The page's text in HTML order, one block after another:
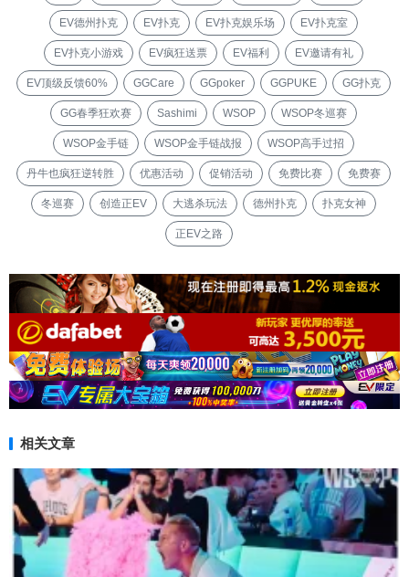
EV德州扑克 EV扑克 EV扑克娱乐场 EV扑克室
EV扑克小游戏 EV疯狂送票 EV福利 EV邀请有礼
EV顶级反馈60% GGCare GGpoker GGPUKE GG扑克
GG春季狂欢赛 Sashimi WSOP WSOP冬巡赛
WSOP金手链 WSOP金手链战报 WSOP高手过招
丹牛也疯狂逆转胜 优惠活动 促销活动 免费比赛 免费赛
冬巡赛 创造正EV 大逃杀玩法 德州扑克 扑克女神
正EV之路
相关文章